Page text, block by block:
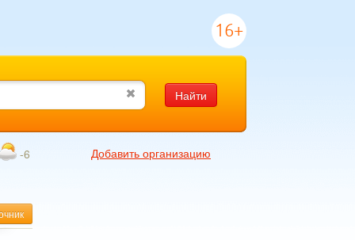
16+
Найти
-6
Добавить организацию